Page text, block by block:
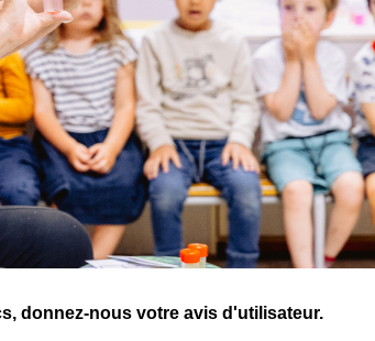
qu'il est venu deux jours dans notre classe.
que l'axolotl mange d'autre. Est ce qu'il mange
aussi d'autres questions :
donnez-nous votre avis d'utilisateur.